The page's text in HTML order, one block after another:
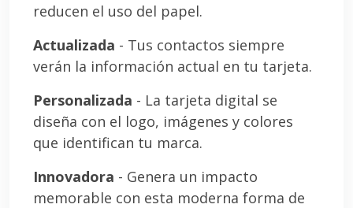
reducen el uso del papel.
Actualizada - Tus contactos siempre
verán la información actual en tu tarjeta.
Personalizada - La tarjeta digital se
diseña con el logo, imágenes y colores
que identifican tu marca.
Innovadora - Genera un impacto
memorable con esta moderna forma de